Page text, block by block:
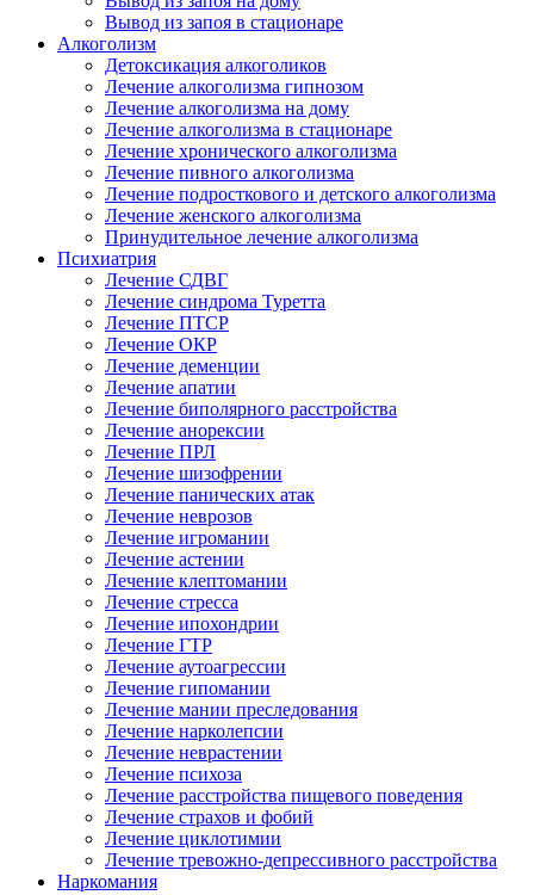
Вывод из запоя в стационаре
Алкоголизм
Детоксикация алкоголиков
Лечение алкоголизма гипнозом
Лечение алкоголизма на дому
Лечение алкоголизма в стационаре
Лечение хронического алкоголизма
Лечение пивного алкоголизма
Лечение подросткового и детского алкоголизма
Лечение женского алкоголизма
Принудительное лечение алкоголизма
Психиатрия
Лечение СДВГ
Лечение синдрома Туретта
Лечение ПТСР
Лечение ОКР
Лечение деменции
Лечение апатии
Лечение биполярного расстройства
Лечение анорексии
Лечение ПРЛ
Лечение шизофрении
Лечение панических атак
Лечение неврозов
Лечение игромании
Лечение астении
Лечение клептомании
Лечение стресса
Лечение ипохондрии
Лечение ГТР
Лечение аутоагрессии
Лечение гипомании
Лечение мании преследования
Лечение нарколепсии
Лечение неврастении
Лечение психоза
Лечение расстройства пищевого поведения
Лечение страхов и фобий
Лечение циклотимии
Лечение тревожно-депрессивного расстройства
Наркомания